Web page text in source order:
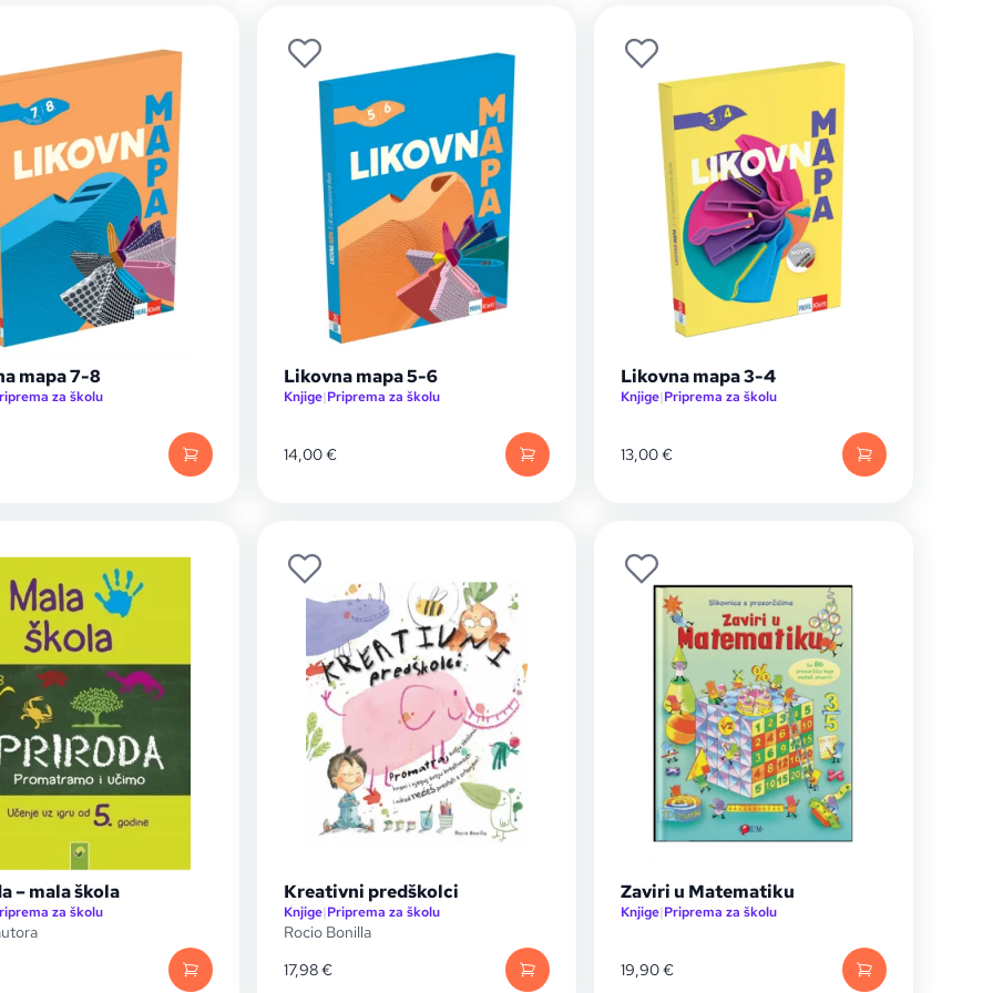
mapa 7-8
za školu
Likovna mapa 5-6
Knjige|Priprema za školu
14,00€
Likovna mapa 3-4
Knjige|Priprema za školu
13,00€
– mala škola
za školu
Kreativni predškolci
Knjige|Priprema za školu
Rocio Bonilla
17,98€
Zaviri u Matematiku
Knjige|Priprema za školu
19,90€